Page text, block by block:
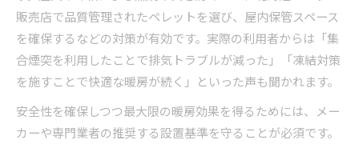
販売店で品質管理されたペレットを選び、屋内保管スペース
を確保するなどの対策が有効です。実際の利用者からは「集
合煙突を利用したことで排気トラブルが減った」「凍結対策
を施すことで快適な暖房が続く」といった声も聞かれます。
安全性を確保しつつ最大限の暖房効果を得るためには、メー
カーや専門業者の推奨する設置基準を守ることが必須です。